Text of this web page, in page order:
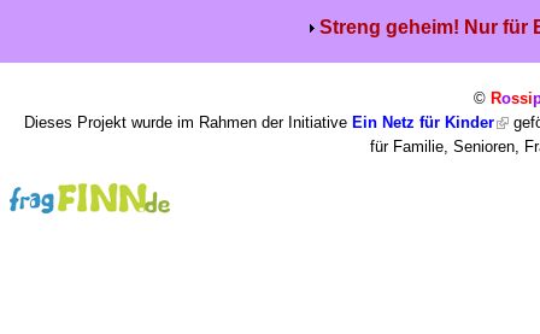
Streng geheim! Nur für
© Rossi
Dieses Projekt wurde im Rahmen der Initiative Ein Netz für Kinder
für Familie, Senioren,